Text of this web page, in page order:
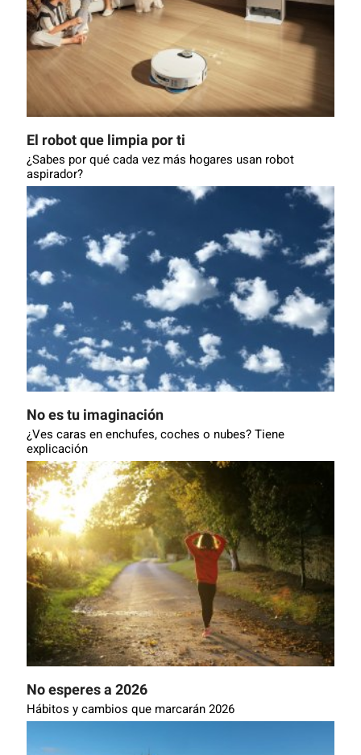
El robot que limpia por ti
¿Sabes por qué cada vez más hogares usan robot
aspirador?
No es tu imaginación
¿Ves caras en enchufes, coches o nubes? Tiene
explicación
No esperes a 2026
Hábitos y cambios que marcarán 2026